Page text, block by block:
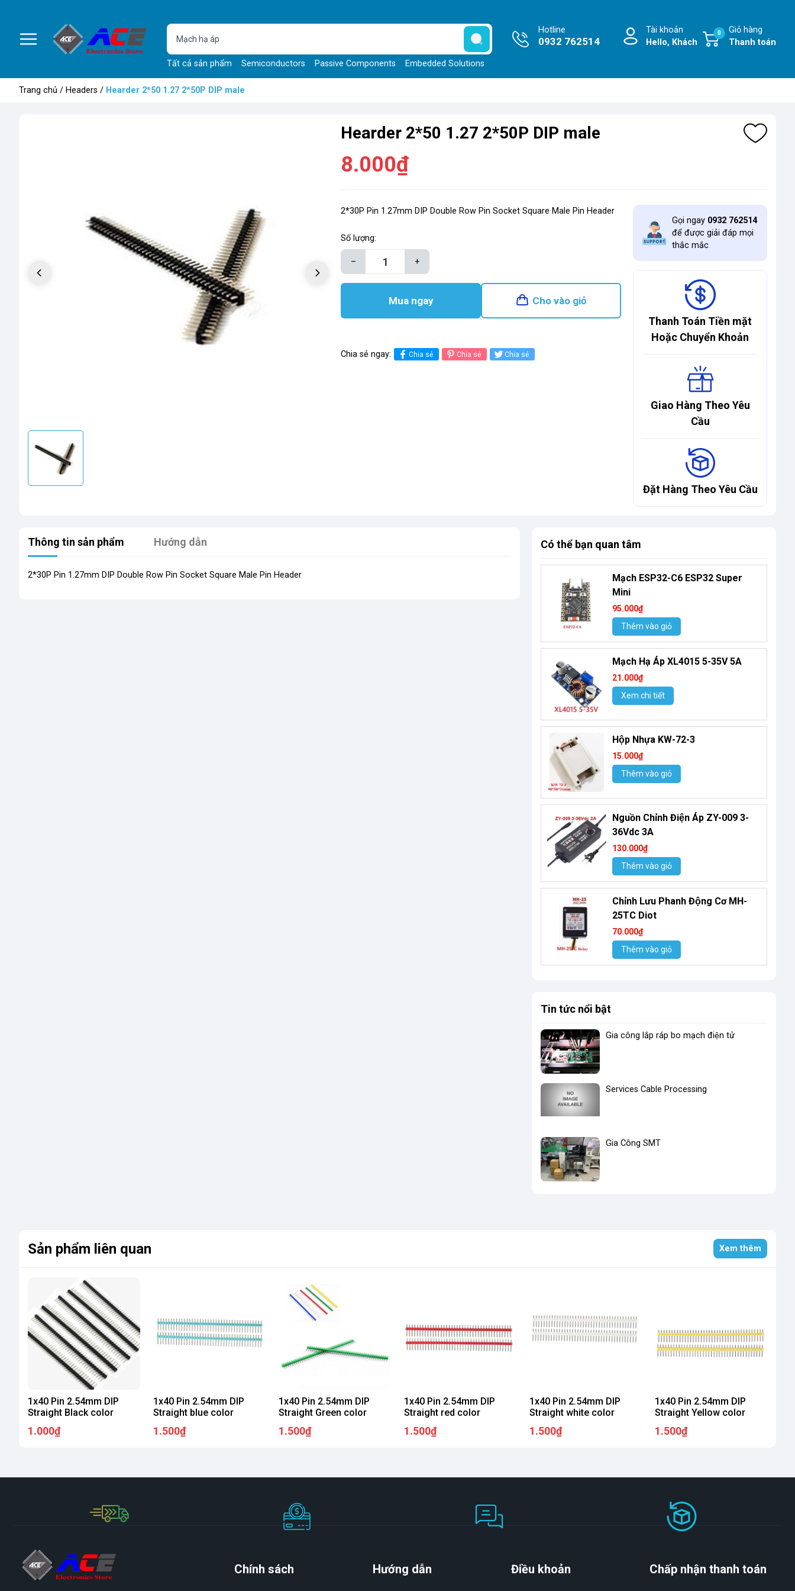
Tất cả sản phẩm Semiconductors Passive Components Embedded Solutions
Hotline
0932 762514
Tài khoản
Hello, Khách
Giỏ hàng
Thanh toán
0
Trang chủ / Headers / Hearder 2*50 1.27 2*50P DIP male
Hearder 2*50 1.27 2*50P DIP male
8.000₫
2*30P Pin 1.27mm DIP Double Row Pin Socket Square Male Pin Header
Số lượng:
– +
Mua ngay Cho vào giỏ
Chia sẻ ngay: Chia sẻ Chia sẻ Chia sẻ
Gọi ngay 0932 762514
để được giải đáp mọi
thắc mắc
Thanh Toán Tiền mặt
Hoặc Chuyển Khoản
Giao Hàng Theo Yêu
Cầu
Đặt Hàng Theo Yêu Cầu
Thông tin sản phẩm Hướng dẫn
2*30P Pin 1.27mm DIP Double Row Pin Socket Square Male Pin Header
Có thể bạn quan tâm
Mạch ESP32-C6 ESP32 Super
Mini
95.000₫
Thêm vào giỏ
Mạch Hạ Áp XL4015 5-35V 5A
21.000₫
Xem chi tiết
Hộp Nhựa KW-72-3
15.000₫
Thêm vào giỏ
Nguồn Chỉnh Điện Áp ZY-009 3-
36Vdc 3A
130.000₫
Thêm vào giỏ
Chỉnh Lưu Phanh Động Cơ MH-
25TC Diot
70.000₫
Thêm vào giỏ
Tin tức nổi bật
Gia công lắp ráp bo mạch điện tử
Services Cable Processing
Gia Công SMT
Sản phẩm liên quan Xem thêm
1x40 Pin 2.54mm DIP
Straight Black color
1.000₫
1x40 Pin 2.54mm DIP
Straight blue color
1.500₫
1x40 Pin 2.54mm DIP
Straight Green color
1.500₫
1x40 Pin 2.54mm DIP
Straight red color
1.500₫
1x40 Pin 2.54mm DIP
Straight white color
1.500₫
1x40 Pin 2.54mm DIP
Straight Yellow color
1.500₫
Chính sách Hướng dẫn Điều khoản Chấp nhận thanh toán